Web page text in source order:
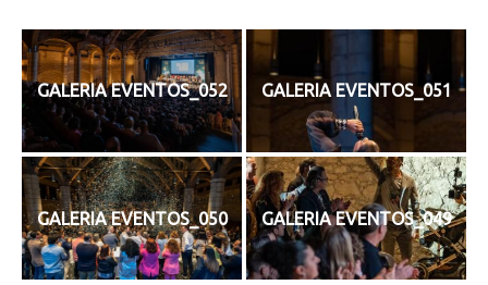
GALERIA EVENTOS_052 GALERIA EVENTOS_051
GALERIA EVENTOS_050 GALERIA EVENTOS_049